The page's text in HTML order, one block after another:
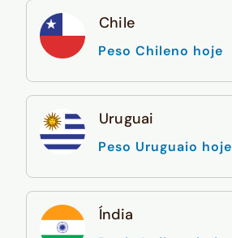
Chile
Peso Chileno hoje
Uruguai
Peso Uruguaio hoje
Índia